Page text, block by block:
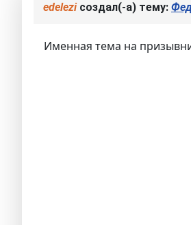
edeleziсоздал(-а) тему:
Именная тема на